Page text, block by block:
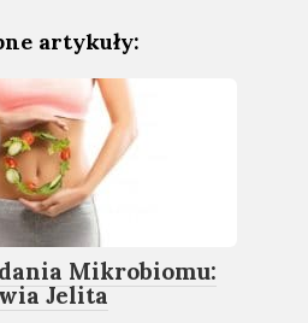
artykuły:
Mikrobiomu:
Jelita